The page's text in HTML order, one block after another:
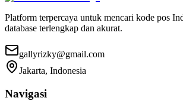
Platform terpercaya untuk mencari kode pos
database terlengkap dan akurat.
gallyrizky@gmail.com
Jakarta, Indonesia
Navigasi